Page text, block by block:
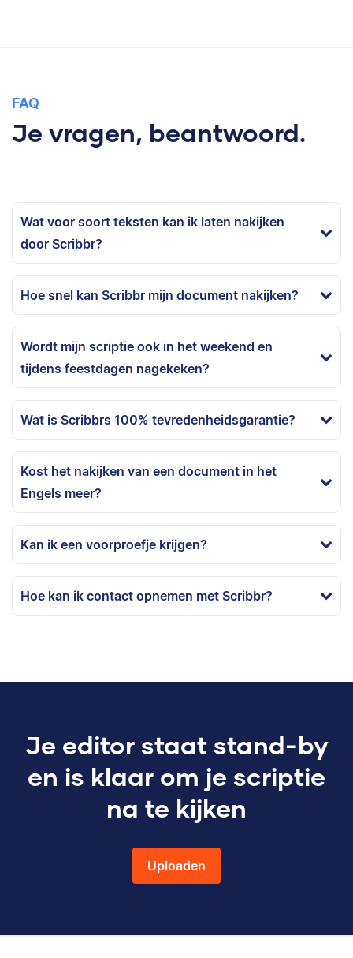
FAQ
Je vragen, beantwoord.
Wat voor soort teksten kan ik laten nakijken
door Scribbr?
Hoe snel kan Scribbr mijn document nakijken?
Wordt mijn scriptie ook in het weekend en
tijdens feestdagen nagekeken?
Wat is Scribbrs 100% tevredenheidsgarantie?
Kost het nakijken van een document in het
Engels meer?
Kan ik een voorproefje krijgen?
Hoe kan ik contact opnemen met Scribbr?
Je editor staat stand-by
en is klaar om je scriptie
na te kijken
Uploaden